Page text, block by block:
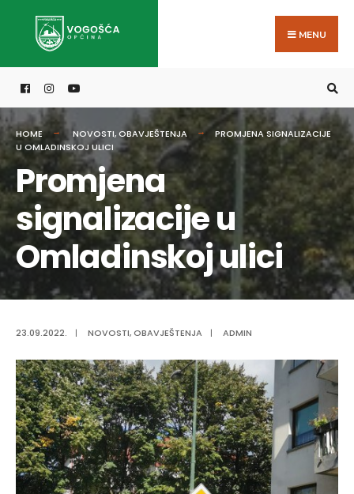
MENU
HOME NOVOSTI,OBAVJEŠTENJA
PROMJENA SIGNALIZACIJE
U OMLADINSKOJ ULICI
Promjena
signalizacije u
Omladinskoj ulici
23.09.2022. | NOVOSTI,OBAVJEŠTENJA | ADMIN
for: